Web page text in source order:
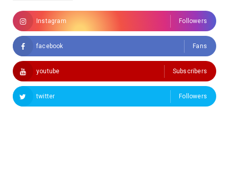
Instagram Followers
facebook Fans
youtube Subscribers
twitter Followers